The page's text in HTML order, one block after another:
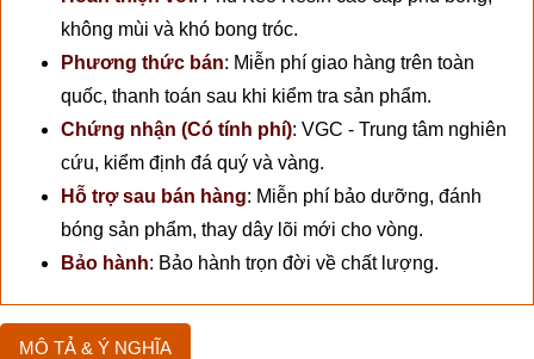
không mùi và khó bong tróc.
Phương thức bán: Miễn phí giao hàng trên toàn
quốc, thanh toán sau khi kiểm tra sản phẩm.
Chứng nhận (Có tính phí): VGC - Trung tâm nghiên
cứu, kiểm định đá quý và vàng.
Hỗ trợ sau bán hàng: Miễn phí bảo dưỡng, đánh
bóng sản phẩm, thay dây lõi mới cho vòng.
Bảo hành: Bảo hành trọn đời về chất lượng.
MÔ TẢ & Ý NGHĨA